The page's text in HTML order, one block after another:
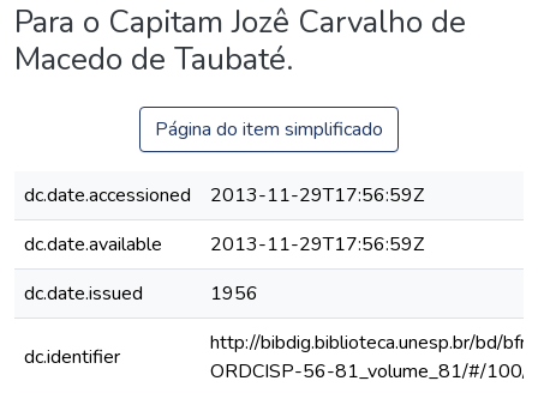
Estatísticas
Para o Capitam Jozê Carvalho de
Macedo de Taubaté.
Página do item simplificado
dc.date.accessioned
2013-11-29T17:56:59Z
dc.date.available
2013-11-29T17:56:59Z
dc.date.issued
1956
dc.identifier
http://bibdig.biblioteca.unesp.br/bd/
ORDCISP-56-81_volume_81/#/100/